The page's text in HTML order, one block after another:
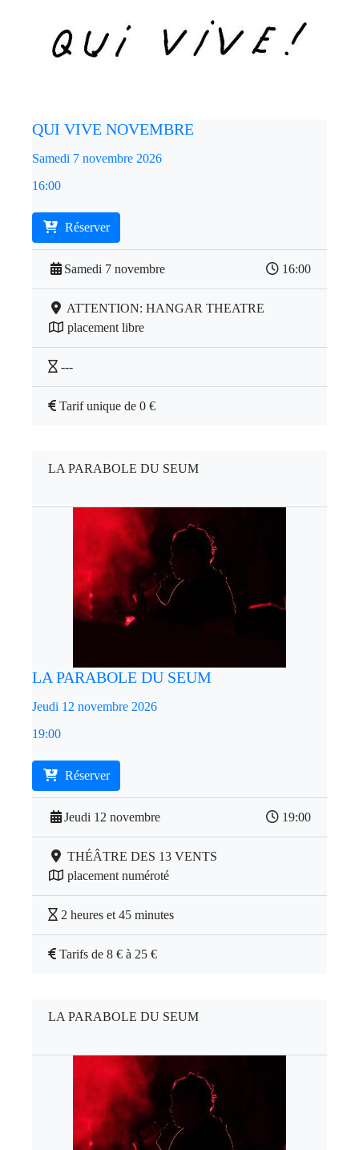
QUI VIVE NOVEMBRE
Samedi 7 novembre 2026
16:00
Réserver
Samedi 7 novembre 16:00
ATTENTION: HANGAR THEATRE
placement libre
---
Tarif unique de 0 €
LA PARABOLE DU SEUM
LA PARABOLE DU SEUM
Jeudi 12 novembre 2026
19:00
Réserver
Jeudi 12 novembre 19:00
THÉÂTRE DES 13 VENTS
placement numéroté
2 heures et 45 minutes
Tarifs de 8 € à 25 €
LA PARABOLE DU SEUM